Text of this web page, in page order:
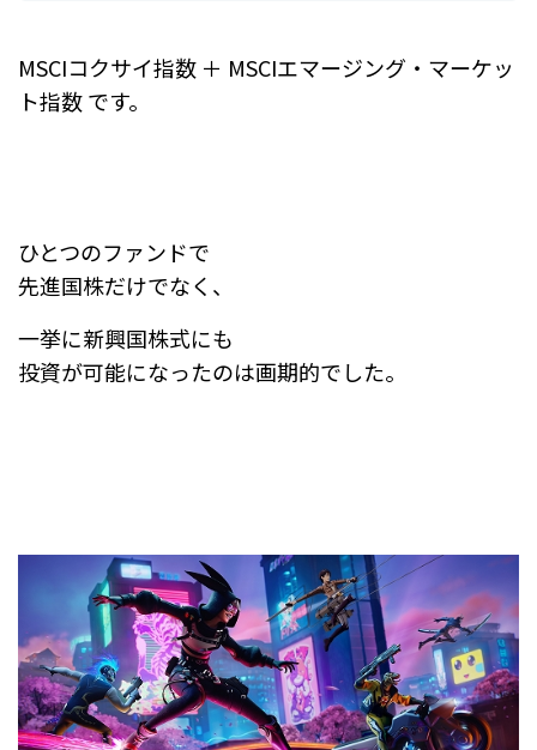
MSCIコクサイ指数 ＋ MSCIエマージング・マーケッ
ト指数 です。
ひとつのファンドで
先進国株だけでなく、
一挙に新興国株式にも
投資が可能になったのは画期的でした。